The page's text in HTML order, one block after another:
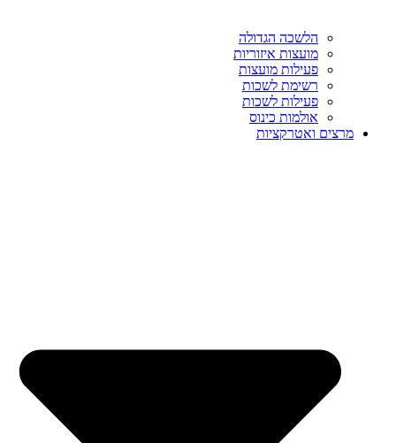
הלשכה הגדולה
מועצות איזוריות
פעילות מועצות
רשימת לשכות
פעילות לשכות
אולמות כינוס
מרצים ואטרקציות